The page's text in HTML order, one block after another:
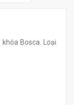
Bosca. Loại